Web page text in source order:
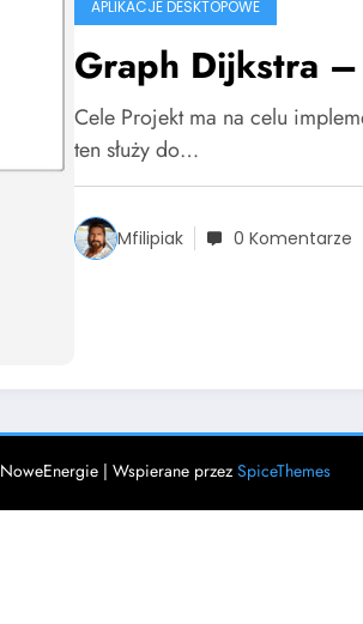
APLIKACJE DESKTOPOWE
Graph Dijkstra
Cele Projekt ma na celu
ten służy do…
Mfilipiak 0 Komentarze
NoweEnergie | Wspierane przez SpiceThemes